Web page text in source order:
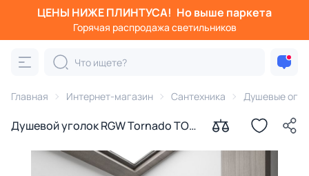
ЦЕНЫ НИЖЕ ПЛИНТУСА! Но выше паркета
Горячая распродажа светильников
Главная Интернет-магазин Сантехника Душевые
Душевой уголок RGW Tornado TO-
профиль черный, стекло